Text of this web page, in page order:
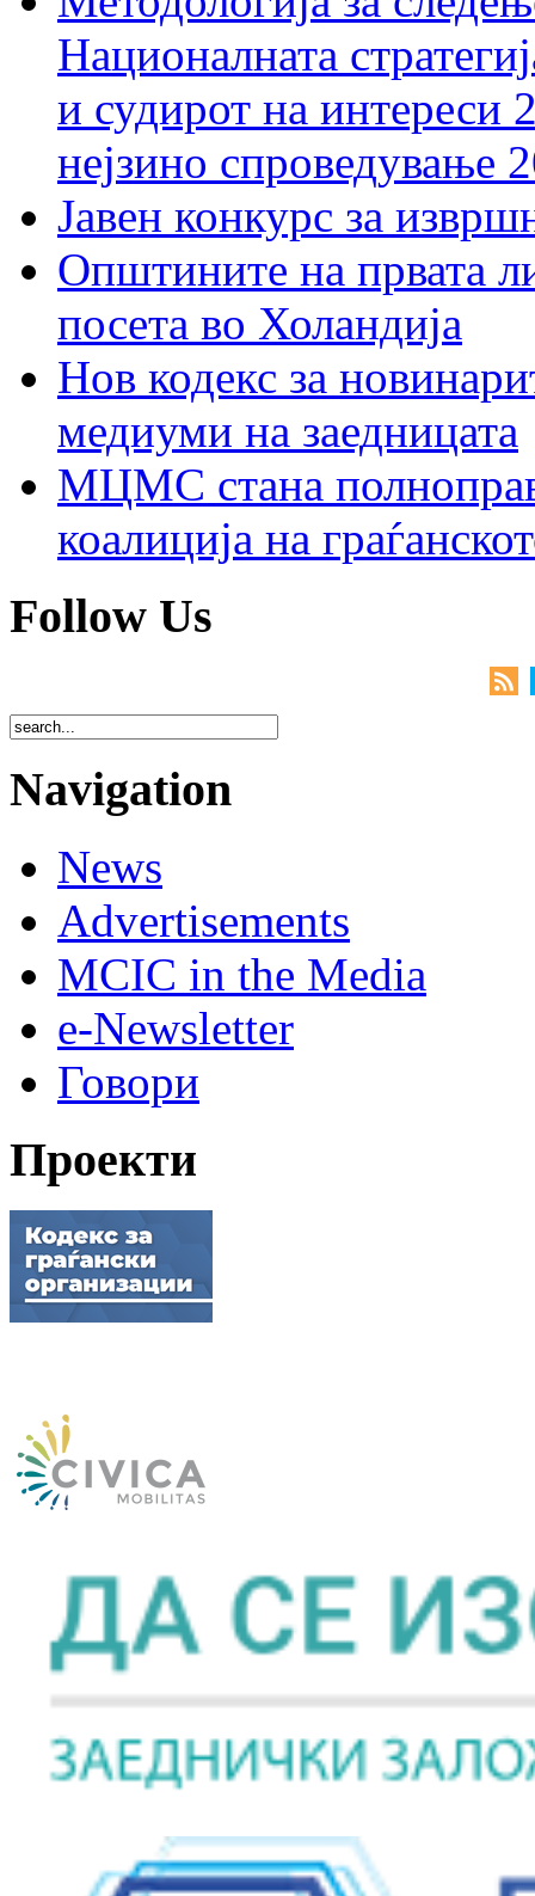
Националната
и судирот на интереси
нејзино спроведување
Јавен конкурс за
Општините на првата
посета во Холандија
Нов кодекс за
медиуми на заедницата
МЦМС стана
коалиција на
Follow Us
Navigation
News
Advertisements
MCIC in the Media
e-Newsletter
Говори
Проекти